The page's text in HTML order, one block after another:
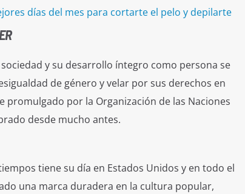
días del mes para cortarte el pelo y depilarte
y su desarrollo íntegro como persona se
de género y velar por sus derechos en
promulgado por la Organización de las Naciones
desde mucho antes.
tiene su día en Estados Unidos y en todo el
una marca duradera en la cultura popular,